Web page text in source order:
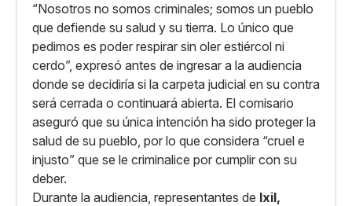
“Nosotros no somos criminales; somos un pueblo
que defiende su salud y su tierra. Lo único que
pedimos es poder respirar sin oler estiércol ni
cerdo”, expresó antes de ingresar a la audiencia
donde se decidiría si la carpeta judicial en su contra
será cerrada o continuará abierta. El comisario
aseguró que su única intención ha sido proteger la
salud de su pueblo, por lo que considera “cruel e
injusto” que se le criminalice por cumplir con su
deber.
Durante la audiencia, representantes de Ixil,